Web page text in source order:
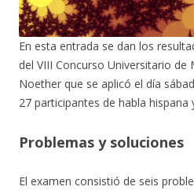
En esta entrada se dan los
del VIII Concurso Universitario de
Noether que se aplicó el día
27 participantes de habla hispana
Problemas y soluciones
El examen consistió de seis